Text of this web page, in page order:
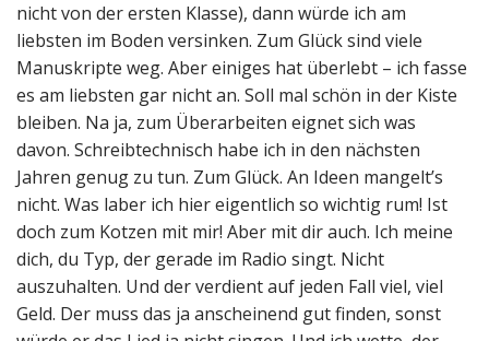
nicht von der ersten Klasse), dann würde ich am
liebsten im Boden versinken. Zum Glück sind viele
Manuskripte weg. Aber einiges hat überlebt – ich fasse
es am liebsten gar nicht an. Soll mal schön in der Kiste
bleiben. Na ja, zum Überarbeiten eignet sich was
davon. Schreibtechnisch habe ich in den nächsten
Jahren genug zu tun. Zum Glück. An Ideen mangelt’s
nicht. Was laber ich hier eigentlich so wichtig rum! Ist
doch zum Kotzen mit mir! Aber mit dir auch. Ich meine
dich, du Typ, der gerade im Radio singt. Nicht
auszuhalten. Und der verdient auf jeden Fall viel, viel
Geld. Der muss das ja anscheinend gut finden, sonst